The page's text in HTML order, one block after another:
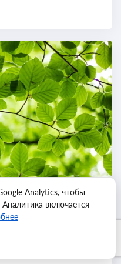
Валентина, стал
День святого
в 2026 году?
ключевых
Analytics, чтобы
Аналитика включается